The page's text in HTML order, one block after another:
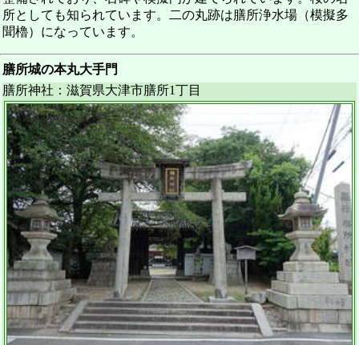
所としても知られています。二の丸跡は膳所浄水場（模擬多
聞櫓）になっています。
膳所城の本丸大手門
膳所神社：滋賀県大津市膳所1丁目